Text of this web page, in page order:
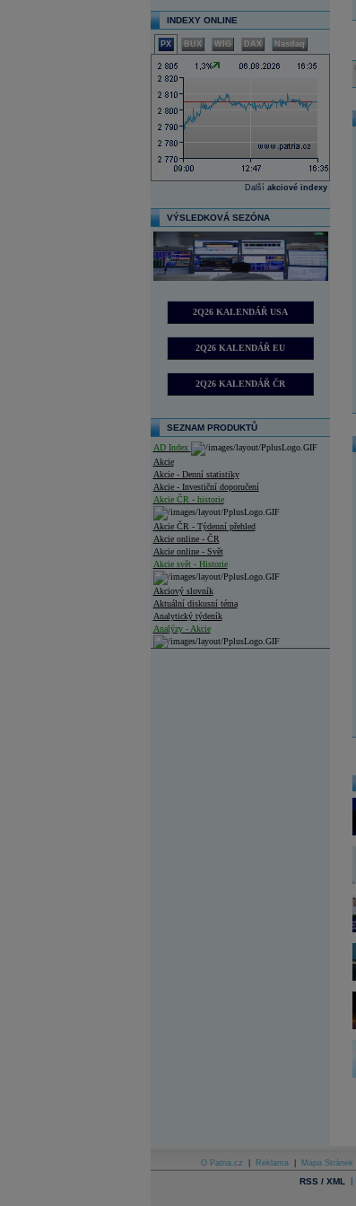
INDEXY ONLINE
PX BUX WIG DAX Nasdaq
Další akciové indexy
VÝSLEDKOVÁ SEZÓNA
2Q26 KALENDÁŘ USA
2Q26 KALENDÁŘ EU
2Q26 KALENDÁŘ ČR
SEZNAM PRODUKTŮ
AD Index
Akcie
Akcie - Denní statistiky
Akcie - Investiční doporučení
Akcie ČR - historie
Akcie ČR - Týdenní přehled
Akcie online - ČR
Akcie online - Svět
Akcie svět - Historie
Akciový slovník
Aktuální diskusní téma
Analytický týdeník
Analýzy - Akcie
Databanka - Ceny
O Patria.cz Reklama Mapa Stránek
RSS / XML |